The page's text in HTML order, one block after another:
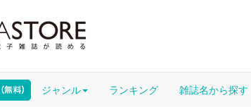
ジャンル ランキング 雑誌名から探す